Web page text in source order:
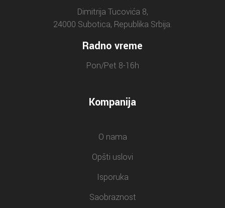
Dimitrija Tucovića 8,
24000 Subotica, Republika Srbija.
Radno vreme
Pon/Pet 8-16h
Kompanija
O nama
Opšti uslovi
Isporuka
Saobraznost